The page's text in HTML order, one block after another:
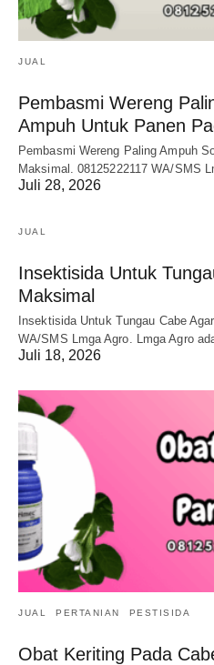
JUAL
Pembasmi Wereng
Ampuh Untuk Panen
Pembasmi Wereng Paling Ampuh
Maksimal. 08125222117 WA/SMS
Juli 28, 2026
JUAL
Insektisida Untuk
Maksimal
Insektisida Untuk Tungau Cabe
WA/SMS Lmga Agro. Lmga Agro
Juli 18, 2026
JUAL PERTANIAN PESTISIDA
Obat Keriting Pada